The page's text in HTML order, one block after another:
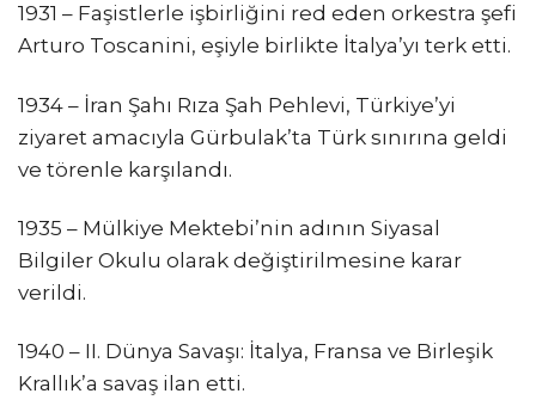
1931 – Faşistlerle işbirliğini red eden orkestra şefi
Arturo Toscanini, eşiyle birlikte İtalya’yı terk etti.
1934 – İran Şahı Rıza Şah Pehlevi, Türkiye’yi
ziyaret amacıyla Gürbulak’ta Türk sınırına geldi
ve törenle karşılandı.
1935 – Mülkiye Mektebi’nin adının Siyasal
Bilgiler Okulu olarak değiştirilmesine karar
verildi.
1940 – II. Dünya Savaşı: İtalya, Fransa ve Birleşik
Krallık’a savaş ilan etti.